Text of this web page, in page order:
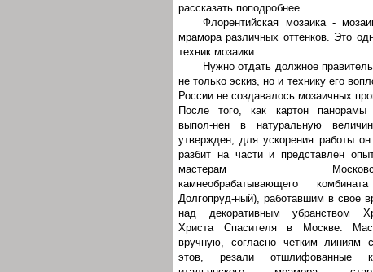
рассказать поподробнее.
Флорентийская мозаика -
мрамора различных оттенков. Это
техник мозаики.
Нужно отдать должное
не только эскиз, но и технику его
России не создавалось мозаичных
После того, как картон панорамы
выпол-нен в натуральную
утвержден, для ускорения работы
разбит на части и представлен
мастерам
камнеобрабатывающего
Долгопруд-ный), работавшим в свое
над декоративным убранством
Христа Спасителя в Москве.
вручную, согласно четким линиям
этов, резали отшлифованные